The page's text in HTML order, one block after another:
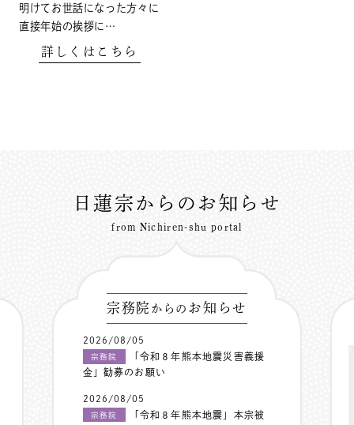
明けてお世話になった方々に
直接年始の挨拶に…
詳しくはこちら
日蓮宗からのお知らせ
from Nichiren-shu portal
宗務院 からの お知らせ
2026/08/05
宗務院
「令和８年熊本地震災害義援
金」勧募のお願い
2026/08/05
宗務院
「令和８年熊本地震」本宗被